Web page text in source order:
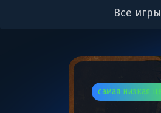
Все
самая низкая